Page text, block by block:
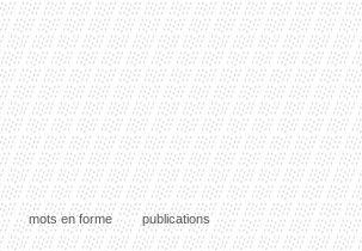
mots en forme publications